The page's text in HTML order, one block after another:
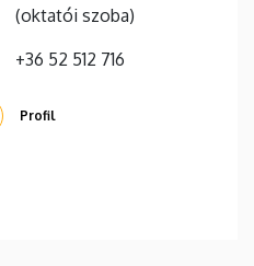
(oktatói szoba)
+36 52 512 716
Profil